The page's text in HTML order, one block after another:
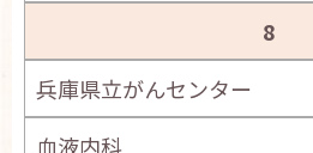
8
兵庫県立がんセンター
血液内科